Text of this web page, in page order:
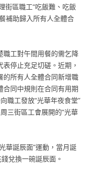
街區職工“吃飯難、吃飯
補助歸入所有人全體合
職工對午間用餐的需乞降
停止充足切磋。近期，
的所有人全體合同新增職
合同中規則在合同有用期
職工發放“光華年夜食堂”
三街區工會展開的“光華
華誕辰面”運動，當月誕
兌換一碗誕辰面。